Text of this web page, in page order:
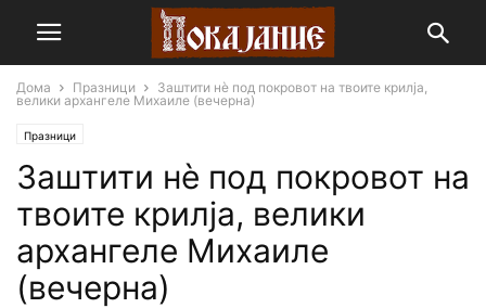
Дома Празници
Заштити нѐ под покровот на твоите крилја,
велики архангеле Михаиле (вечерна)
Празници
Заштити нѐ под покровот на
твоите крилја, велики
архангеле Михаиле
(вечерна)